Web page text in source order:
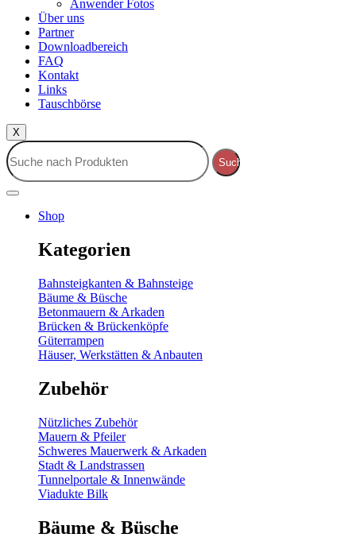
Anwender Fotos
Über uns
Partner
Downloadbereich
FAQ
Kontakt
Links
Tauschbörse
X
Suche
Shop
Kategorien
Bahnsteigkanten & Bahnsteige
Bäume & Büsche
Betonmauern & Arkaden
Brücken & Brückenköpfe
Güterrampen
Häuser, Werkstätten & Anbauten
Zubehör
Nützliches Zubehör
Mauern & Pfeiler
Schweres Mauerwerk & Arkaden
Stadt & Landstrassen
Tunnelportale & Innenwände
Viadukte Bilk
Bäume & Büsche